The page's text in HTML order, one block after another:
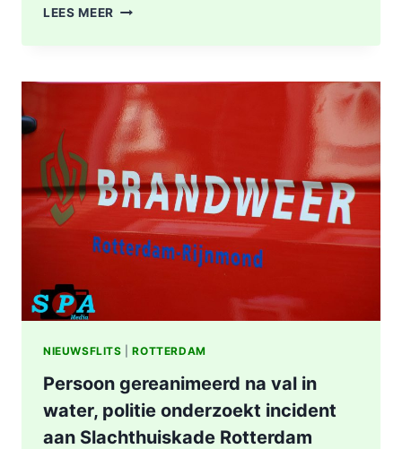
LEES MEER BRANDGERUCHT
VAN
DRUGSLAB
IN
WONING
OOSTPLEIN
IN
ROTTERDAM
NIEUWSFLITS |ROTTERDAM
Persoon gereanimeerd na val in
water, politie onderzoekt incident
aan Slachthuiskade Rotterdam